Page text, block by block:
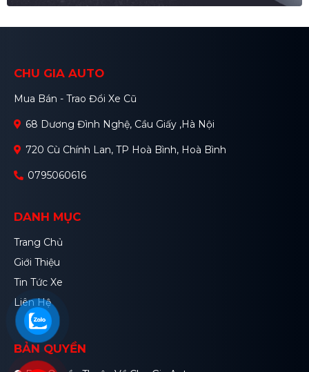
CHU GIA AUTO
Mua Bán - Trao Đổi Xe Cũ
68 Dương Đình Nghệ, Cầu Giấy ,Hà Nội
720 Cù Chính Lan, TP Hoà Bình, Hoà Bình
0795060616
DANH MỤC
Trang Chủ
Giới Thiệu
Tin Tức Xe
Liên Hệ
BẢN QUYỀN